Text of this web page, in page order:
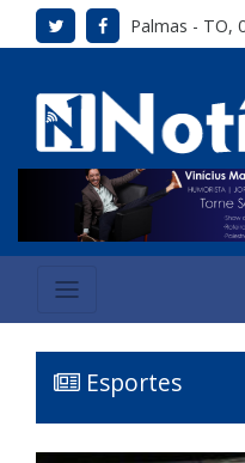
Palmas - TO,
Esportes